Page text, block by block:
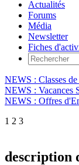
Actualités
Forums
Média
Newsletter
Fiches
NEWS : Classes
NEWS : Vacances
NEWS : Offres
1 2 3
description